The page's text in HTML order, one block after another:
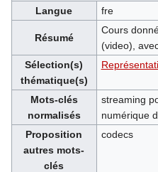
Langue fre
Résumé
Cours
(video),
Sélection(s)
thématique(s)
Mots-clés
normalisés
streaming
numérique
Proposition
autres mots-
clés
codecs